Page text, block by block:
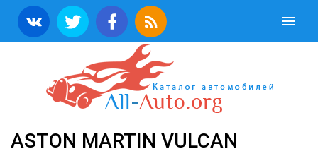
ASTON MARTIN VULCAN